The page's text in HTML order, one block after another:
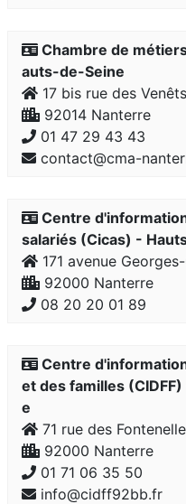
Chambre de
auts-de-Seine
17 bis rue des
92014 Nanterre
01 47 29 43 43
contact@cma-
Centre
salariés (Cicas) -
171 avenue
92000 Nanterre
08 20 20 01 89
Centre
et des familles
e
71 rue des
92000 Nanterre
01 71 06 35 50
info@cidff92bb.fr